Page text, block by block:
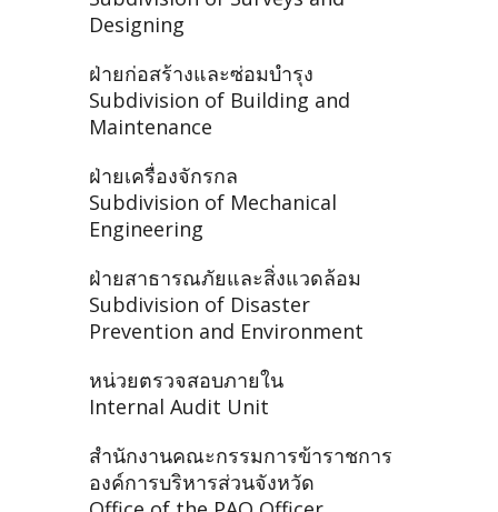
Designing
ฝ่ายก่อสร้างและซ่อมบำรุง
Subdivision of Building and
Maintenance
ฝ่ายเครื่องจักรกล
Subdivision of Mechanical
Engineering
ฝ่ายสาธารณภัยและสิ่งแวดล้อม
Subdivision of Disaster
Prevention and Environment
หน่วยตรวจสอบภายใน
Internal Audit Unit
สำนักงานคณะกรรมการข้าราชการ
องค์การบริหารส่วนจังหวัด